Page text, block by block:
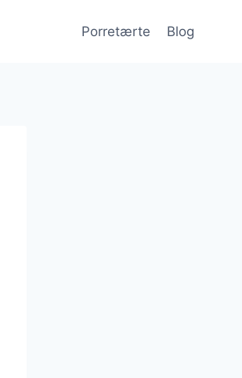
Porretærte Blog